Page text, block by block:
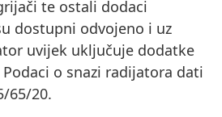
te ostali dodaci
dostupni odvojeno i uz
uvijek uključuje dodatke
o snazi ​​radijatora dati
65/20.